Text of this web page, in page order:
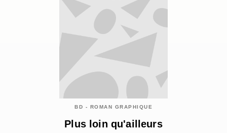
BD - ROMAN GRAPHIQUE
Plus loin qu'ailleurs